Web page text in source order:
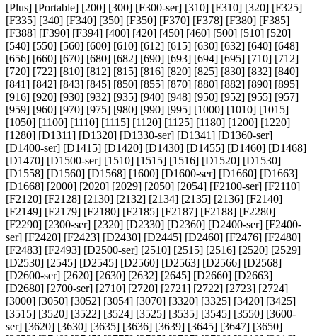
[Plus] [Portable] [200] [300] [F300-ser] [310] [F310] [320] [F325]
[F335] [340] [F340] [350] [F350] [F370] [F378] [F380] [F385]
[F388] [F390] [F394] [400] [420] [450] [460] [500] [510] [520]
[540] [550] [560] [600] [610] [612] [615] [630] [632] [640] [648]
[656] [660] [670] [680] [682] [690] [693] [694] [695] [710] [712]
[720] [722] [810] [812] [815] [816] [820] [825] [830] [832] [840]
[841] [842] [843] [845] [850] [855] [870] [880] [882] [890] [895]
[916] [920] [930] [932] [935] [940] [948] [950] [952] [955] [957]
[959] [960] [970] [975] [980] [990] [995] [1000] [1010] [1015]
[1050] [1100] [1110] [1115] [1120] [1125] [1180] [1200] [1220]
[1280] [D1311] [D1320] [D1330-ser] [D1341] [D1360-ser]
[D1400-ser] [D1415] [D1420] [D1430] [D1455] [D1460] [D1468]
[D1470] [D1500-ser] [1510] [1515] [1516] [D1520] [D1530]
[D1558] [D1560] [D1568] [1600] [D1600-ser] [D1660] [D1663]
[D1668] [2000] [2020] [2029] [2050] [2054] [F2100-ser] [F2110]
[F2120] [F2128] [2130] [2132] [2134] [2135] [2136] [F2140]
[F2149] [F2179] [F2180] [F2185] [F2187] [F2188] [F2280]
[F2290] [2300-ser] [2320] [D2330] [D2360] [D2400-ser] [F2400-
ser] [F2420] [F2423] [D2430] [D2445] [D2460] [F2476] [F2480]
[F2483] [F2493] [D2500-ser] [2510] [2515] [2516] [2520] [2529]
[D2530] [2545] [D2545] [D2560] [D2563] [D2566] [D2568]
[D2600-ser] [2620] [2630] [2632] [2645] [D2660] [D2663]
[D2680] [2700-ser] [2710] [2720] [2721] [2722] [2723] [2724]
[3000] [3050] [3052] [3054] [3070] [3320] [3325] [3420] [3425]
[3515] [3520] [3522] [3524] [3525] [3535] [3545] [3550] [3600-
ser] [3620] [3630] [3635] [3636] [3639] [3645] [3647] [3650]